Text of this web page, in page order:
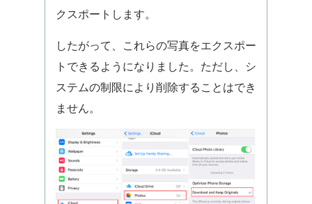
クスポートします。
したがって、これらの写真をエクスポー
トできるようになりました。ただし、シ
ステムの制限により削除することはでき
ません。